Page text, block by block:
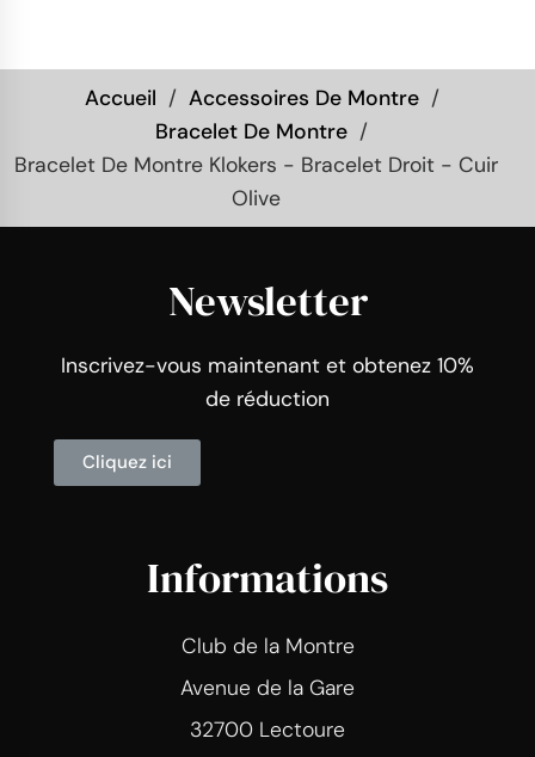
Accueil
Accessoires De Montre
Bracelet De Montre
Bracelet De Montre Klokers - Bracelet Droit - Cuir
Olive
Newsletter
Inscrivez-vous maintenant et obtenez 10%
de réduction
Cliquez ici
Informations
Club de la Montre
Avenue de la Gare
32700 Lectoure